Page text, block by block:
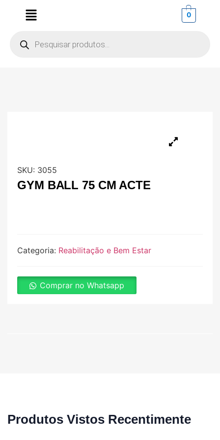
0
SKU: 3055
GYM BALL 75 CM ACTE
Categoria: Reabilitação e Bem Estar
Comprar no Whatsapp
Produtos Vistos Recentimente